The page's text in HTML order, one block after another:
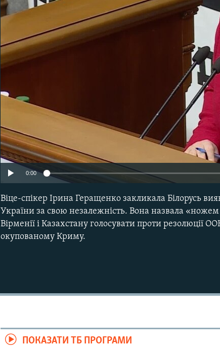
No
0:00
Віце-спікер Ірина Геращенко закликала Білорусь
України за свою незалежність. Вона назвала
Вірменії і Казахстану голосувати проти резолюції
окупованому Криму.
ПОКАЗАТИ ТБ ПРОГРАМИ